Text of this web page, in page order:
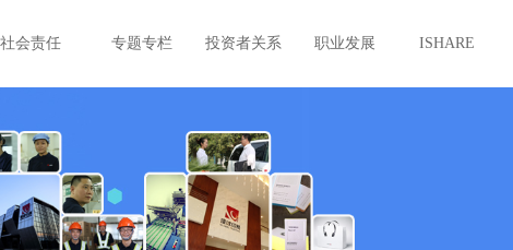
社会责任 专题专栏 投资者关系 职业发展 ISHARE